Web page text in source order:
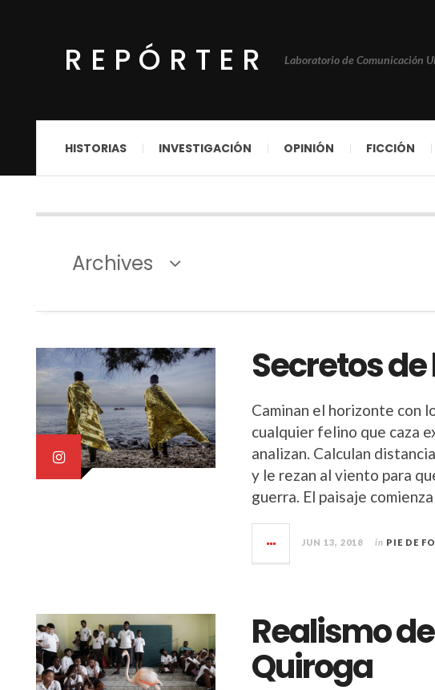
REPÓRTER Laboratorio de Comunicación
HISTORIAS INVESTIGACIÓN OPINIÓN FICCIÓN
Archives
Secretos
Caminan el horizonte con
cualquier felino que caza
analizan. Calculan
y le rezan al viento para
guerra. El paisaje
JUN 13, 2018 in PIE DE
Realismo
Quiroga